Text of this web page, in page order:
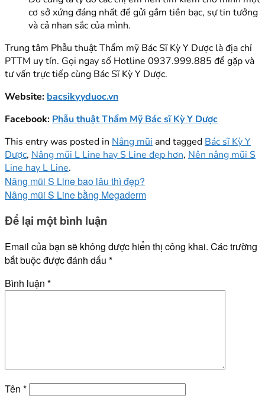
cơ sở xứng đáng nhất để gửi gắm tiền bạc, sự tin tưởng
và cả nhan sắc của mình.
Trung tâm Phẫu thuật Thẩm mỹ Bác Sĩ Kỳ Y Dược là địa chỉ
PTTM uy tín. Gọi ngay số Hotline 0937.999.885 để gặp và
tư vấn trực tiếp cùng Bác Sĩ Kỳ Y Dược.
Website: bacsikyyduoc.vn
Facebook: Phẫu thuật Thẩm Mỹ Bác sĩ Kỳ Y Dược
This entry was posted in Nâng mũi and tagged Bác sĩ Kỳ Y
Dược, Nâng mũi L Line hay S Line đẹp hơn, Nên nâng mũi S
Line hay L Line.
Nâng mũi S Line bao lâu thì đẹp?
Nâng mũi S Line bằng Megaderm
Để lại một bình luận
Email của bạn sẽ không được hiển thị công khai. Các trường
bắt buộc được đánh dấu *
Bình luận *
Tên *